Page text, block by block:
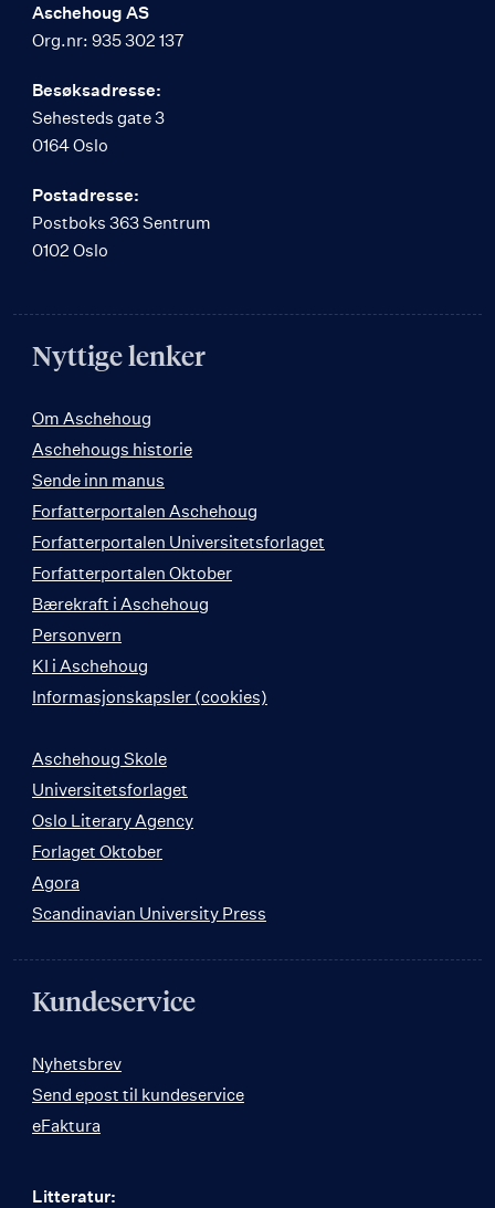
Aschehoug AS
Org.nr: 935 302 137
Besøksadresse:
Sehesteds gate 3
0164 Oslo
Postadresse:
Postboks 363 Sentrum
0102 Oslo
Nyttige lenker
Om Aschehoug
Aschehougs historie
Sende inn manus
Forfatterportalen Aschehoug
Forfatterportalen Universitetsforlaget
Forfatterportalen Oktober
Bærekraft i Aschehoug
Personvern
KI i Aschehoug
Informasjonskapsler (cookies)
Aschehoug Skole
Universitetsforlaget
Oslo Literary Agency
Forlaget Oktober
Agora
Scandinavian University Press
Kundeservice
Nyhetsbrev
Send epost til kundeservice
eFaktura
Litteratur: